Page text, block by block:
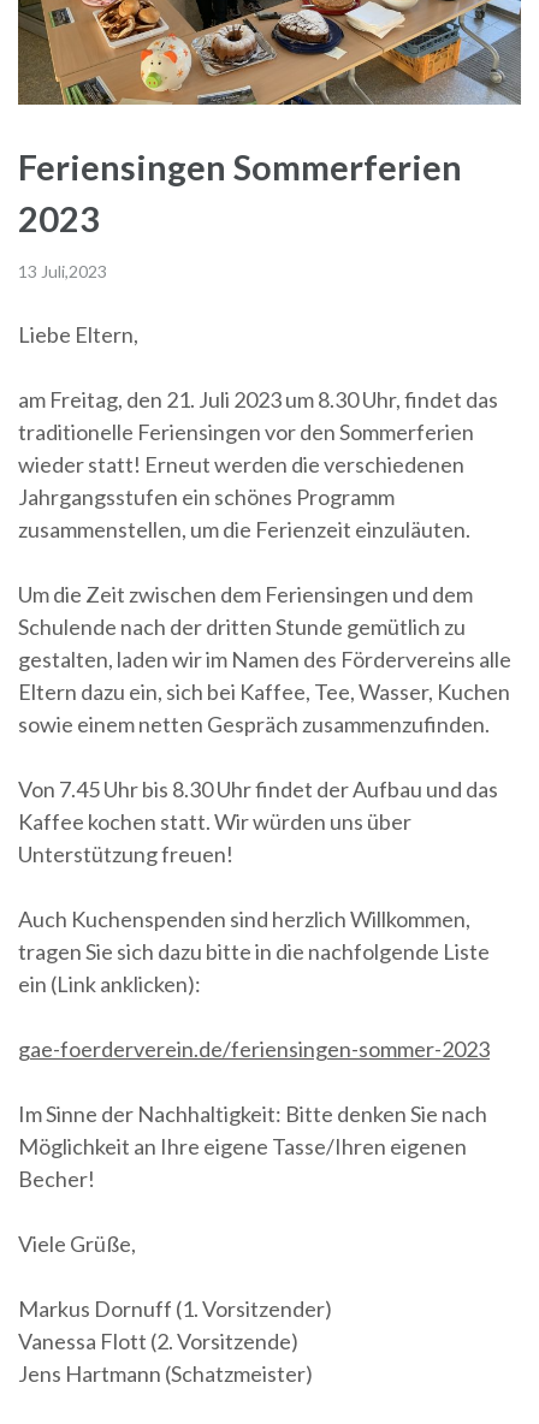
Feriensingen Sommerferien
2023
13 Juli,2023
Liebe Eltern,
am Freitag, den 21. Juli 2023 um 8.30 Uhr, findet das
traditionelle Feriensingen vor den Sommerferien
wieder statt! Erneut werden die verschiedenen
Jahrgangsstufen ein schönes Programm
zusammenstellen, um die Ferienzeit einzuläuten.
Um die Zeit zwischen dem Feriensingen und dem
Schulende nach der dritten Stunde gemütlich zu
gestalten, laden wir im Namen des Fördervereins alle
Eltern dazu ein, sich bei Kaffee, Tee, Wasser, Kuchen
sowie einem netten Gespräch zusammenzufinden.
Von 7.45 Uhr bis 8.30 Uhr findet der Aufbau und das
Kaffee kochen statt. Wir würden uns über
Unterstützung freuen!
Auch Kuchenspenden sind herzlich Willkommen,
tragen Sie sich dazu bitte in die nachfolgende Liste
ein (Link anklicken):
gae-foerderverein.de/feriensingen-sommer-2023
Im Sinne der Nachhaltigkeit: Bitte denken Sie nach
Möglichkeit an Ihre eigene Tasse/Ihren eigenen
Becher!
Viele Grüße,
Markus Dornuff (1. Vorsitzender)
Vanessa Flott (2. Vorsitzende)
Jens Hartmann (Schatzmeister)